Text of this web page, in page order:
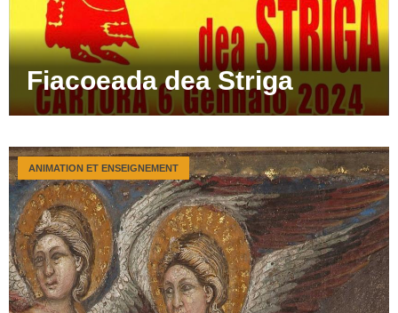
Fiacoeada dea Striga
ANIMATION ET ENSEIGNEMENT